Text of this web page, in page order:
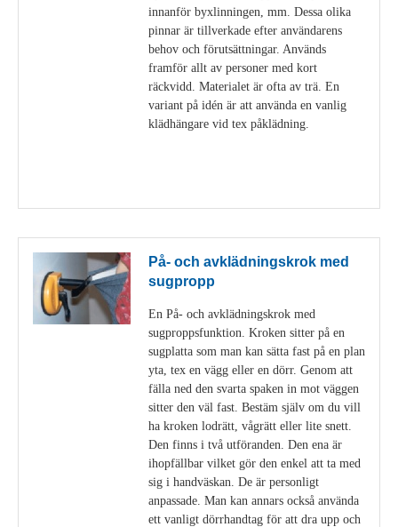
innanför byxlinningen, mm. Dessa olika
pinnar är tillverkade efter användarens
behov och förutsättningar. Används
framför allt av personer med kort
räckvidd. Materialet är ofta av trä. En
variant på idén är att använda en vanlig
klädhängare vid tex påklädning.
På- och avklädningskrok med
sugpropp
En På- och avklädningskrok med
sugproppsfunktion. Kroken sitter på en
sugplatta som man kan sätta fast på en plan
yta, tex en vägg eller en dörr. Genom att
fälla ned den svarta spaken in mot väggen
sitter den väl fast. Bestäm själv om du vill
ha kroken lodrätt, vågrätt eller lite snett.
Den finns i två utföranden. Den ena är
ihopfällbar vilket gör den enkel att ta med
sig i handväskan. De är personligt
anpassade. Man kan annars också använda
ett vanligt dörrhandtag för att dra upp och